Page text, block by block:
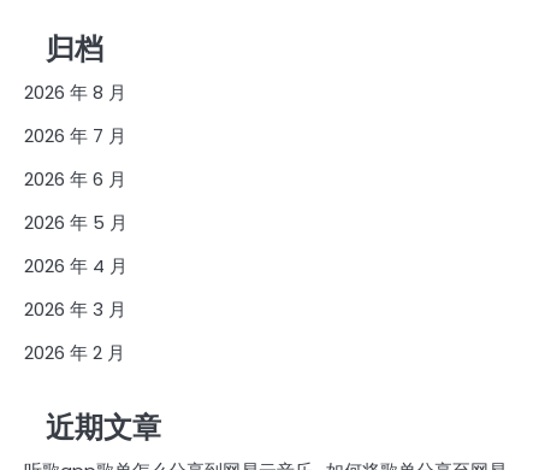
归档
2026 年 8 月
2026 年 7 月
2026 年 6 月
2026 年 5 月
2026 年 4 月
2026 年 3 月
2026 年 2 月
近期文章